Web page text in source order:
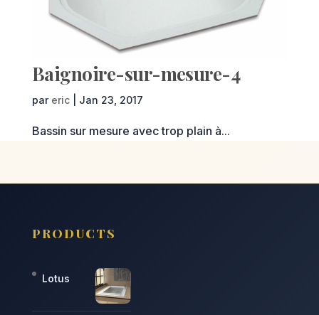
Baignoire-sur-mesure-4
par eric| Jan 23, 2017
Bassin sur mesure avec trop plain à...
PRODUCTS
Lotus